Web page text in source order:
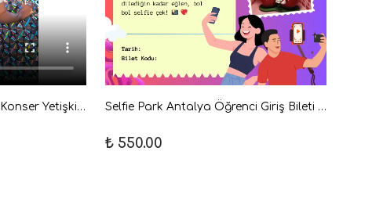
Selfie Park Antalya Mini Konser Yetişkin Giriş Bileti Dijital Selfie Park Antalya Öğrenci Giriş Bileti Dijital
₺ 550.00